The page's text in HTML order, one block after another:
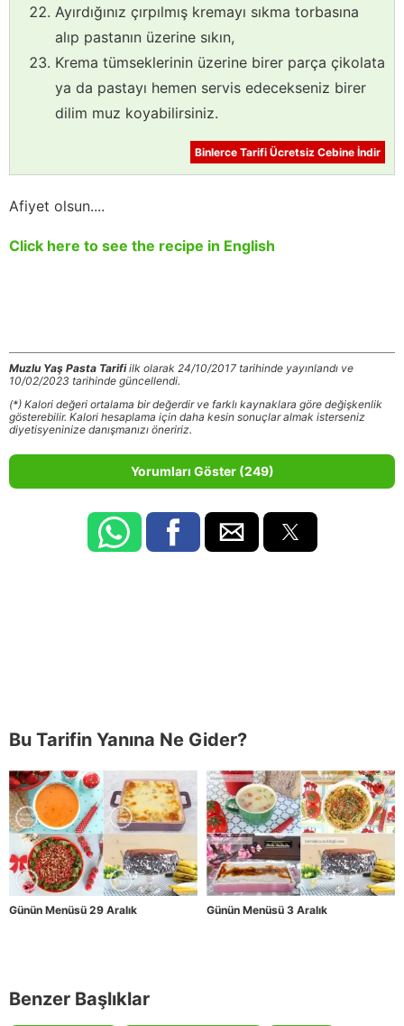
Ayırdığınız çırpılmış kremayı sıkma torbasına
alıp pastanın üzerine sıkın,
Krema tümseklerinin üzerine birer parça çikolata
ya da pastayı hemen servis edecekseniz birer
dilim muz koyabilirsiniz.
Binlerce Tarifi Ücretsiz Cebine İndir
Afiyet olsun....
Click here to see the recipe in English
Muzlu Yaş Pasta Tarifiilk olarak 24/10/2017 tarihinde yayınlandı ve
10/02/2023 tarihinde güncellendi.
(*) Kalori değeri ortalama bir değerdir ve farklı kaynaklara göre değişkenlik
gösterebilir. Kalori hesaplama için daha kesin sonuçlar almak isterseniz
diyetisyeninize danışmanızı öneririz.
Yorumları Göster (249)
Bu Tarifin Yanına Ne Gider?
Günün Menüsü 29 Aralık Günün Menüsü 3 Aralık
Benzer Başlıklar